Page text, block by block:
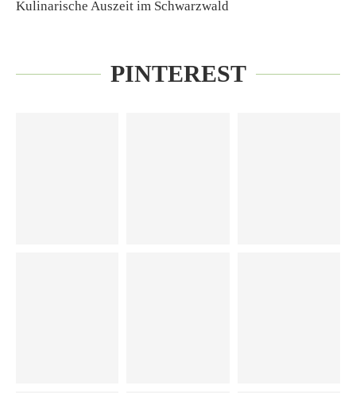
Kulinarische Auszeit im Schwarzwald
PINTEREST